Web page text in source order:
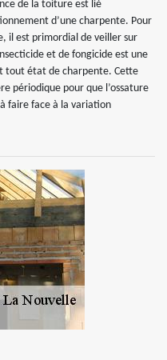
de la toiture est lié
d’une charpente. Pour
il est primordial de veiller sur
et de fongicide est une
tout état de charpente. Cette
périodique pour que l’ossature
faire face à la variation